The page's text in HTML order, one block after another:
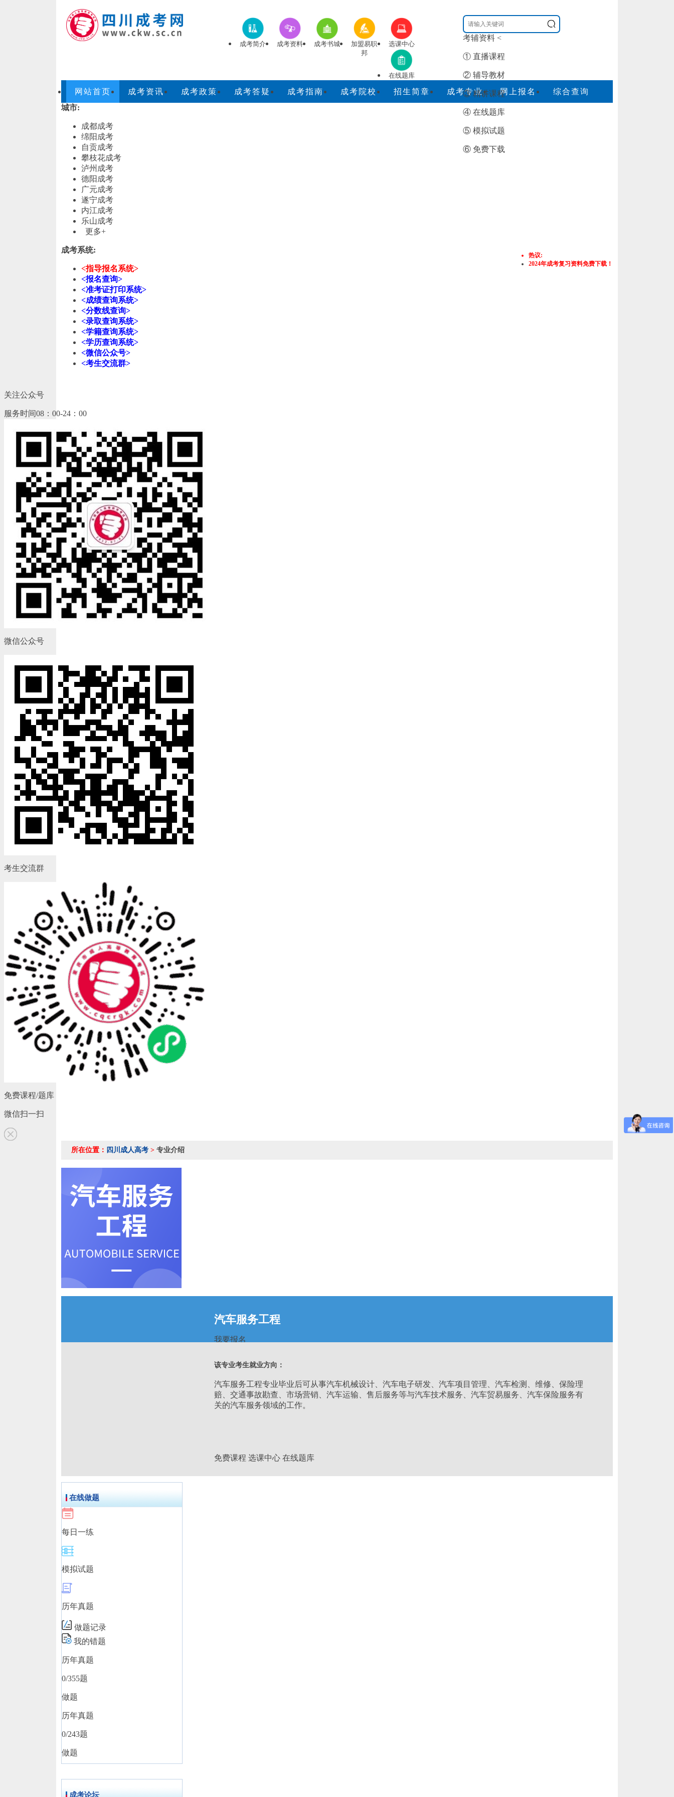
成考简介 成考资料 成考书城
加盟易职
邦
选课中心
在线题库
考辅资料 <
① 直播课程
② 辅导教材
③ 精讲课程
④ 在线题库
⑤ 模拟试题
⑥ 免费下载
网站首页 成考资讯 成考政策 成考答疑 成考指南 成考院校 招生简章 成考专业 网上报名
综合查询
城市:
成都成考
绵阳成考
自贡成考
攀枝花成考
泸州成考
德阳成考
广元成考
遂宁成考
内江成考
乐山成考
更多+
热议:
2024年成考复习资料免费下载！
成考系统:
<指导报名系统>
<报名查询>
<准考证打印系统>
<成绩查询系统>
<分数线查询>
<录取查询系统>
<学籍查询系统>
<学历查询系统>
<微信公众号>
<考生交流群>
关注公众号
服务时间08：00-24：00
微信公众号
考生交流群
免费课程/题库
微信扫一扫
所在位置： 四川成人高考 > 专业介绍
汽车服务工程
我要报名
该专业考生就业方向：
汽车服务工程专业毕业后可从事汽车机械设计、汽车电子研发、汽车项目管理、汽车检测、维修、保险理
赔、交通事故勘查、市场营销、汽车运输、售后服务等与汽车技术服务、汽车贸易服务、汽车保险服务有
关的汽车服务领域的工作。
免费课程 选课中心 在线题库
在线做题
每日一练
模拟试题
历年真题
做题记录
我的错题
历年真题
0/355题
做题
历年真题
0/243题
做题
成考论坛